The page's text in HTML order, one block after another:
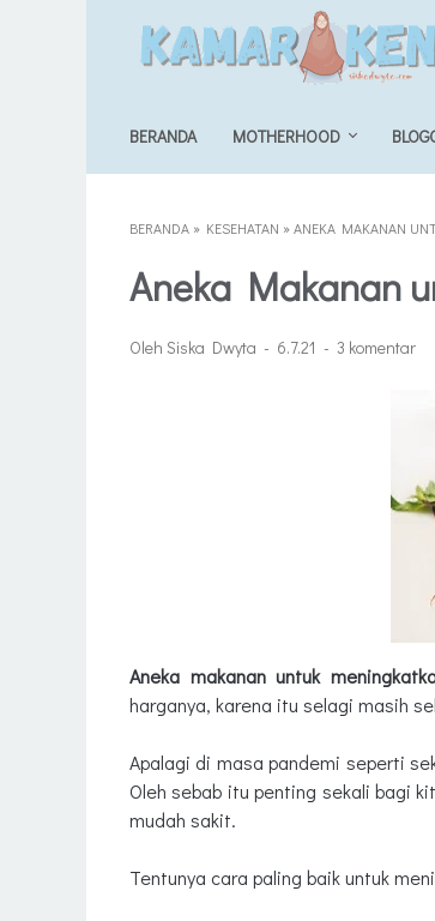
BERANDA MOTHERHOOD
BERANDA » KESEHATAN »ANEKA MAKANAN
Aneka Makanan
Oleh Siska Dwyta 6.7.21 3 komentar
Aneka makanan untuk
harganya, karena itu selagi masih
Apalagi di masa pandemi seperti
Oleh sebab itu penting sekali bagi
mudah sakit.
Tentunya cara paling baik untuk